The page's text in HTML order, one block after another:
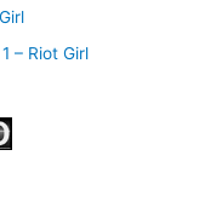
– Riot Girl